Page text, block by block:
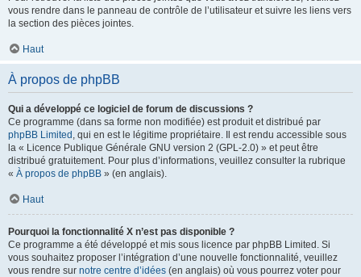
vous rendre dans le panneau de contrôle de l’utilisateur et suivre les liens vers
la section des pièces jointes.
Haut
À propos de phpBB
Qui a développé ce logiciel de forum de discussions ?
Ce programme (dans sa forme non modifiée) est produit et distribué par
phpBB Limited , qui en est le légitime propriétaire. Il est rendu accessible sous
la « Licence Publique Générale GNU version 2 (GPL-2.0) » et peut être
distribué gratuitement. Pour plus d’informations, veuillez consulter la rubrique
« À propos de phpBB » (en anglais).
Haut
Pourquoi la fonctionnalité X n’est pas disponible ?
Ce programme a été développé et mis sous licence par phpBB Limited. Si
vous souhaitez proposer l’intégration d’une nouvelle fonctionnalité, veuillez
vous rendre sur notre centre d’idées (en anglais) où vous pourrez voter pour